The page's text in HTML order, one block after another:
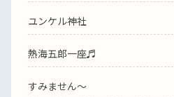
ユンケル神社
熱海五郎一座♬
すみません〜